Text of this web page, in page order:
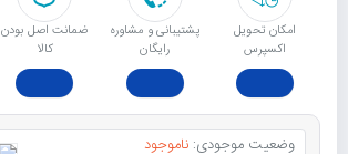
امکان تحویل
اکسپرس
پشتیبانی و مشاوره
رایگان
ﺿﻤﺎﻧﺖ اﺻﻞ ﺑﻮدن
ﮐﺎﻟﺎ
وضعیت موجودی: ناموجود